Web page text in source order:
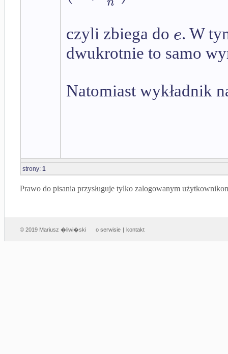
czyli zbiega do e. W
dwukrotnie to samo
Natomiast wykładnik
strony: 1
Prawo do pisania przysługuje tylko zalogowanym
© 2019 Mariusz �liwi�ski o serwisie | kontakt